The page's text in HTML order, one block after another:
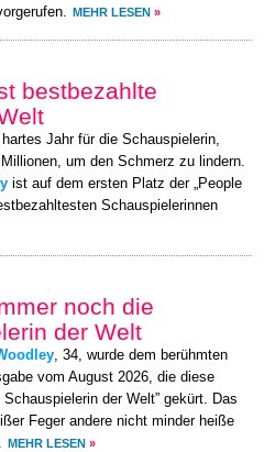
MEHR LESEN »
bestbezahlte
Jahr für die Schauspielerin,
um den Schmerz zu lindern.
ist auf dem ersten Platz der „People
Schauspielerinnen
noch die
der Welt
, 34, wurde dem berühmten
vom August 2026, die diese
der Welt” gekürt. Das
Feger andere nicht minder heiße
MEHR LESEN »